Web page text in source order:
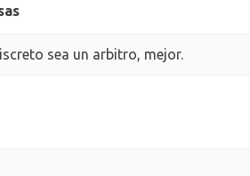
sea un arbitro, mejor.